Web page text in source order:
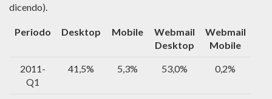
dicendo).
Periodo Desktop Mobile
Webmail
Desktop
Webmail
Mobile
2011-
Q1
41,5% 5,3% 53,0% 0,2%